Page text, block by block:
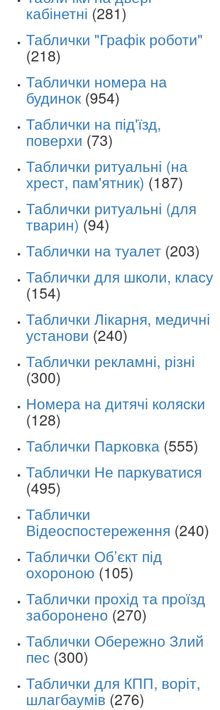
кабінетні (281)
Таблички "Графік роботи"
(218)
Таблички номера на
будинок (954)
Таблички на під'їзд,
поверхи (73)
Таблички ритуальні (на
хрест, пам'ятник) (187)
Таблички ритуальні (для
тварин) (94)
Таблички на туалет (203)
Таблички для школи, класу
(154)
Таблички Лікарня, медичні
установи (240)
Таблички рекламні, різні
(300)
Номера на дитячі коляски
(128)
Таблички Парковка (555)
Таблички Не паркуватися
(495)
Таблички
Відеоспостереження (240)
Таблички Об’єкт під
охороною (105)
Таблички прохід та проїзд
заборонено (270)
Таблички Обережно Злий
пес (300)
Таблички для КПП, воріт,
шлагбаумів (276)